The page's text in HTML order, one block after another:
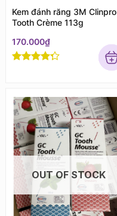
Kem đánh răng 3M Clinpro
Tooth Crème 113g
170.000₫
OUT OF STOCK